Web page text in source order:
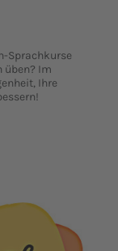
Sprachkurse
üben? Im
Ihre